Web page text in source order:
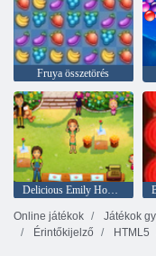
Fruya összetörés
Delicious Emily Home Sweet Home
Online játékok
Játékok
Érintőkijelző
HTML5